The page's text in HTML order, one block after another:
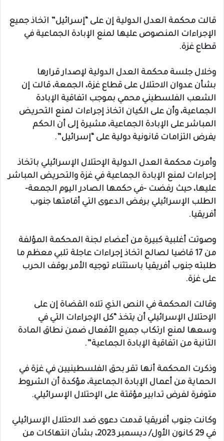
قالت محكمة العدل الدولية إن على “إسرائيل” اتخاذ جميع
الإجراءات المنصوص عليها لمنع الإبادة الجماعية في
قطاع غزة.
وخلال جلسة محكمة العدل الدولية لإصدار قرارها
بشأن عدوان الاحتلال على قطاع غزة، الجمعة، قالت إن
الشعب الفلسطيني محمي بموجب اتفاقية الإبادة
الجماعية، وأن على الكيان اتخاذ إجراءات لمنع التحريض
المباشر على الإبادة الجماعية، مشيرة إلى أن الحكم
يفرض التزامات قانونية دولية على “إسرائيل”.
وأمرت محكمة العدل الدولية الإحتلال الإسرائيلي باتخاذ
إجراءات لمنع الإبادة الجماعية في غزة والتحريض المباشر
عليها، حيث رفضت -في حكمها الصادر اليوم الجمعة-
الطلب الإسرائيلي برفض الدعوى التي أقامتها جنوب
أفريقيا.
وصوتت أغلبية كبيرة من أعضاء لجنة المحكمة المؤلفة
من 17 قاضيا لصالح اتخاذ إجراءات عاجلة تلبي معظم ما
طلبته جنوب أفريقيا باستثناء توجيه الأمر بوقف الحرب
على غزة.
وقالت المحكمة في النص الذي تلاه القضاة إن على
الإحتلال الإسرائيلي أن يتخذ “كل الإجراءات التي في
وسعها لمنع ارتكاب جميع الأفعال ضمن نطاق المادة
الثانية من اتفاقية الإبادة الجماعية”.
وذكرت المحكمة أنها تقر بحق الفلسطينيين في غزة في
الحماية من أعمال الإبادة الجماعية، مؤكدة أن الشروط
متوفرة لفرض تدابير مؤقتة على الإحتلال الإسرائيلي.
وكانت جنوب أفريقيا قدمت دعوى ضد الاحتلال الإسرائيلي
في 29 كانون الأول/ ديسمبر 2023، بشأن انتهاكات من